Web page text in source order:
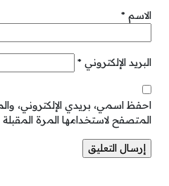
الاسم *
البريد الإلكتروني *
احفظ اسمي، بريدي الإلكتروني،
المتصفح لاستخدامها المرة